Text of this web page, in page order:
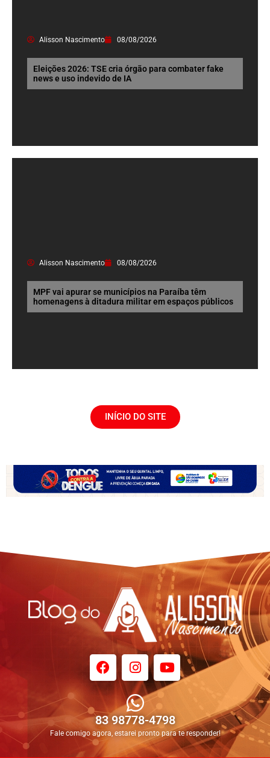
Alisson Nascimento 08/08/2026
Eleições 2026: TSE cria órgão para combater fake
news e uso indevido de IA
Alisson Nascimento 08/08/2026
MPF vai apurar se municípios na Paraíba têm
homenagens à ditadura militar em espaços públicos
INÍCIO DO SITE
83 98778-4798
Fale comigo agora, estarei pronto para te responder!